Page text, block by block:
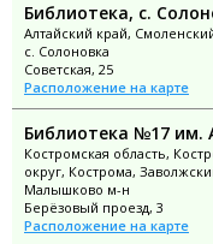
Библиотека, с.
Алтайский край,
с. Солоновка
Советская, 25
Расположение на карте
Библиотека №17 им.
Костромская область,
округ, Кострома,
Малышково м-н
Берёзовый проезд, 3
Расположение на карте